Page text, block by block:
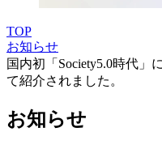
TOP
お知らせ
国内初「Society5.0時代」
て紹介されました。
お知らせ